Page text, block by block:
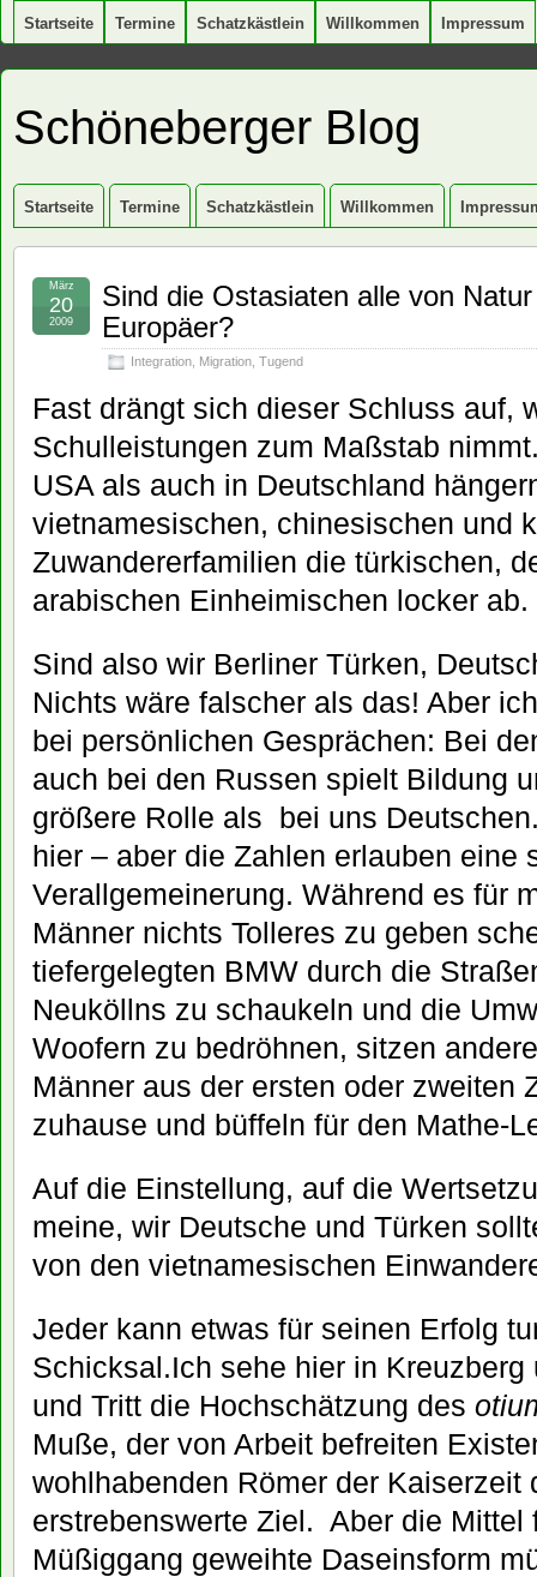
Startseite Termine Schatzkästlein Willkommen Impressum
Schöneberger Blog
Startseite Termine Schatzkästlein Willkommen
Sind die Ostasiaten alle von
Europäer?
Integration Migration Tugend
März
20
2009
Fast drängt sich dieser Schluss auf,
Schulleistungen zum Maßstab
USA als auch in Deutschland
vietnamesischen, chinesischen und
Zuwandererfamilien die türkischen,
arabischen Einheimischen locker ab.
Sind also wir Berliner Türken,
Nichts wäre falscher als das! Aber
bei persönlichen Gesprächen: Bei
auch bei den Russen spielt Bildung
größere Rolle als bei uns
hier – aber die Zahlen erlauben eine
Verallgemeinerung. Während es für
Männer nichts Tolleres zu geben
tiefergelegten BMW durch die
Neuköllns zu schaukeln und die
Woofern zu bedröhnen, sitzen
Männer aus der ersten oder zweiten
zuhause und büffeln für den Mathe-
Auf die Einstellung, auf die
meine, wir Deutsche und Türken
von den vietnamesischen
Jeder kann etwas für seinen Erfolg
Schicksal.Ich sehe hier in
und Tritt die Hochschätzung des
Muße, der von Arbeit befreiten
wohlhabenden Römer der Kaiserzeit
erstrebenswerte Ziel. Aber die Mittel
Müßiggang geweihte Daseinsform